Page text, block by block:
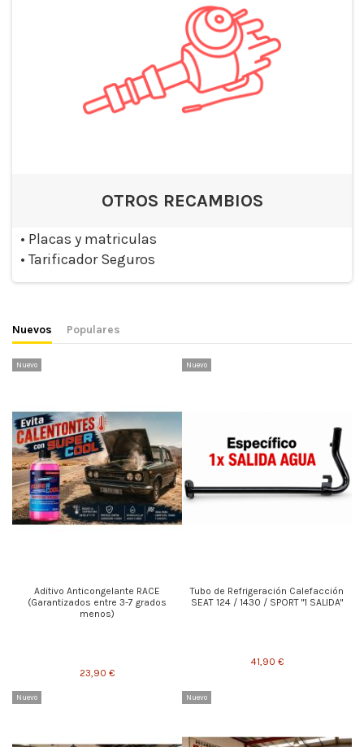
OTROS RECAMBIOS
• Placas y matriculas
• Tarificador Seguros
Nuevos Populares
Nuevo
Aditivo Anticongelante RACE
(Garantizados entre 3-7 grados
menos)
23,90 €
Nuevo
Tubo de Refrigeración Calefacción
SEAT 124 / 1430 / SPORT "1 SALIDA"
41,90 €
Nuevo Nuevo